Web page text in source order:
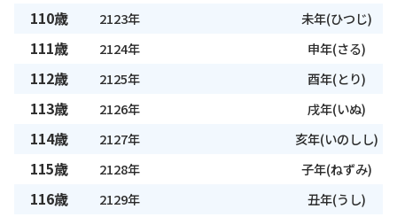
110歳 2123年 未年(ひつじ)
111歳 2124年 申年(さる)
112歳 2125年 酉年(とり)
113歳 2126年 戌年(いぬ)
114歳 2127年 亥年(いのしし)
115歳 2128年 子年(ねずみ)
116歳 2129年 丑年(うし)